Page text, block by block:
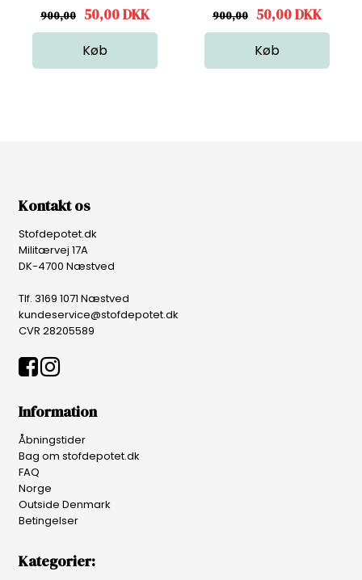
900,00
50,00DKK
900,00
50,00DKK
Kontakt os
Stofdepotet.dk
Militærvej 17A
DK-4700 Næstved
Tlf. 3169 1071 Næstved
kundeservice@stofdepotet.dk
CVR 28205589
Information
Åbningstider
Bag om stofdepotet.dk
FAQ
Norge
Outside Denmark
Betingelser
Kategorier: